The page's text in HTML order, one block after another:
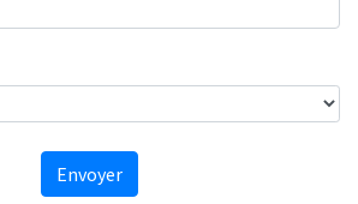
Envoyer